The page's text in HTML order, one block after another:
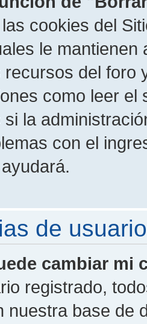
cookies del
le
del foro
como leer el
la
con el
de
cambiar mi
registrado,
nuestra base de